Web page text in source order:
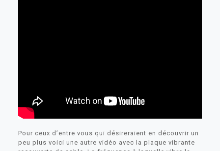
Pour ceux d’entre vous qui désireraient en découvrir un
peu plus voici une autre vidéo avec la plaque vibrante